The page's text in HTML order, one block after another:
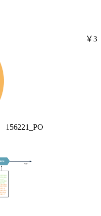
156221_PO
￥3